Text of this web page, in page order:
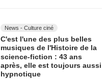
News - Culture ciné
C'est l'une des plus belles
musiques de l'Histoire de la
science-fiction : 43 ans
après, elle est toujours aussi
hypnotique